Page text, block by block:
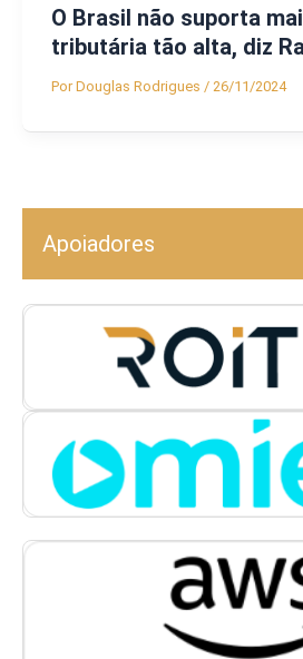
O Brasil não suporta
tributária tão alta, diz
PorDouglas Rodrigues / 26/11/2024
Apoiadores